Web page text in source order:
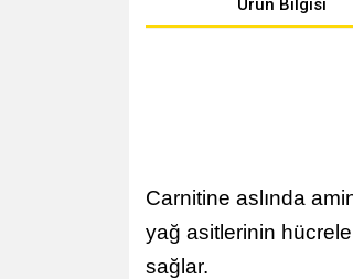
Ürün Bilgisi
Carnitine aslında
yağ asitlerinin
sağlar.